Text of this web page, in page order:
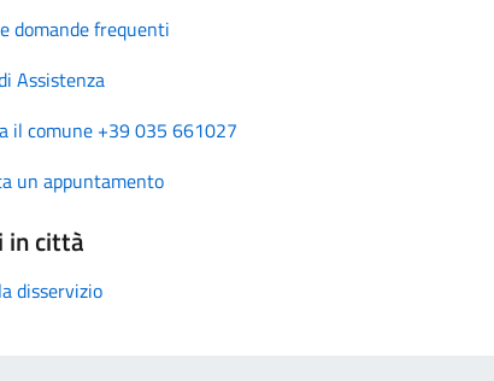
domande frequenti
Assistenza
il comune +39 035 661027
un appuntamento
in città
disservizio